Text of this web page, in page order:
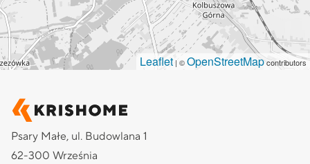
Leaflet | ©OpenStreetMapcontributors
Psary Małe, ul. Budowlana 1
62-300 Września